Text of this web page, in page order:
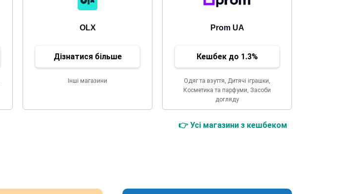
OLX
Дізнатися більше
Інші магазини
Prom UA
Кешбек до 1.3%
Одяг та взуття, Дитячі іграшки,
Косметика та парфуми, Засоби
догляду
👉 Усі магазини з кешбеком